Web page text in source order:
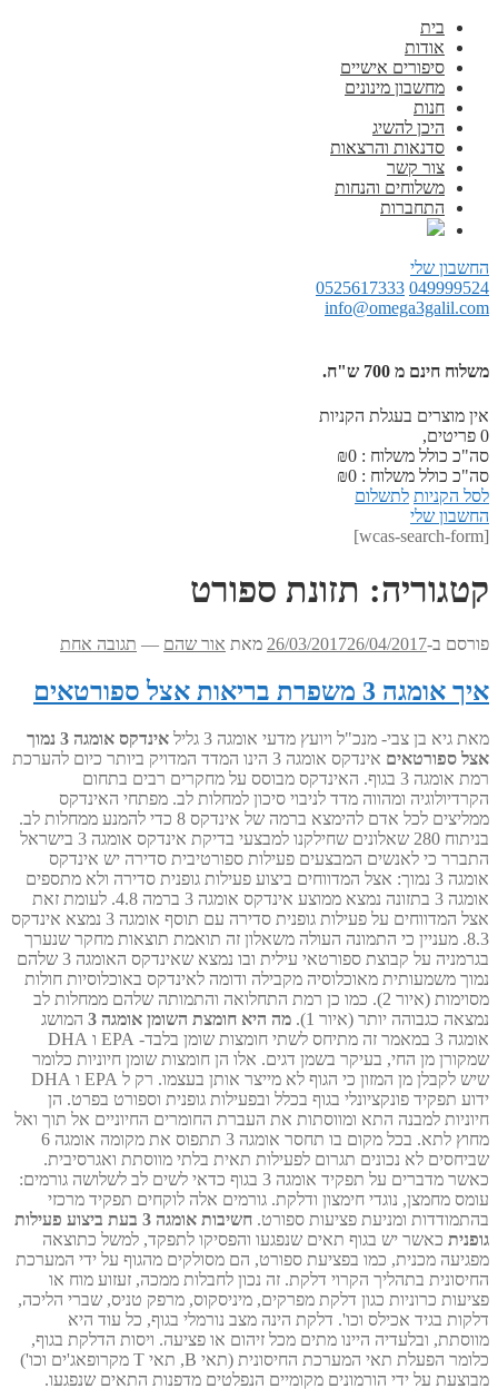
בית
אודות
סיפורים אישיים
מחשבון מינונים
חנות
היכן להשיג
סדנאות והרצאות
צור קשר
משלוחים והנחות
התחברות
החשבון שלי
049999524
0525617333
info@omega3galil.com
משלוח חינם מ 700 ש"ח.
אין מוצרים בעגלת הקניות
0 פריטים,
סה"כ כולל משלוח :
₪0
סה"כ כולל משלוח :
₪0
לסל הקניות לתשלום
החשבון שלי
[wcas-search-form]
קטגוריה: תזונת ספורט
פורסם ב- 26/03/201726/04/2017 מאת אור שהם — תגובה אחת
איך אומגה 3 משפרת בריאות אצל ספורטאים
מאת גיא בן צבי- מנכ"ל ויועץ מדעי אומגה 3 גליל
אינדקס אומגה 3 נמוך
אצל ספורטאים
אינדקס אומגה 3 הינו המדד המדויק ביותר כיום להערכת
רמת אומגה 3 בגוף. האינדקס מבוסס על מחקרים רבים בתחום
הקרדיולוגיה ומהווה מדד לניבוי סיכון למחלות לב. מפתחי האינדקס
ממליצים לכל אדם להימצא ברמה של אינדקס 8 כדי להמנע ממחלות לב.
בניתוח 280 שאלונים שחילקנו למבצעי בדיקת אינדקס אומגה 3 בישראל
התברר כי לאנשים המבצעים פעילות ספורטיבית סדירה יש אינדקס
אומגה 3 נמוך: אצל המדווחים ביצוע פעילות גופנית סדירה ולא מתספים
אומגה 3 בתזונה נמצא ממוצע אינדקס אומגה 3 ברמה 4.8. לעומת זאת
אצל המדווחים על פעילות גופנית סדירה עם תוסף אומגה 3 נמצא אינדקס
8.3. מעניין כי התמונה העולה משאלון זה תואמת תוצאות מחקר שנערך
בגרמניה על קבוצת ספורטאי עילית ובו נמצא שאינדקס האומגה 3 שלהם
נמוך משמעותית מאוכלוסיה מקבילה ודומה לאינדקס באוכלוסיות חולות
מסוימות (איור 2). כמו כן רמת התחלואה והתמותה שלהם ממחלות לב
נמצאה כגבוהה יותר (איור 1).
מה היא חומצת השומן אומגה 3
המושג
אומגה 3 במאמר זה מתיחס לשתי חומצות שומן בלבד- EPA ו DHA
שמקורן מן החי, בעיקר בשמן דגים. אלו הן חומצות שומן חיוניות כלומר
שיש לקבלן מן המזון כי הגוף לא מייצר אותן בעצמו. רק ל EPA ו DHA
ידוע תפקיד פונקציונלי בגוף בכלל ובפעילות גופנית וספורט בפרט. הן
חיוניות למבנה התא ומווסתות את העברת החומרים החיוניים אל תוך ואל
מחוץ לתא. בכל מקום בו תחסר אומגה 3 תתפוס את מקומה אומגה 6
שביחסים לא נכונים תגרום לפעילות תאית בלתי מווסתת ואגרסיבית.
כאשר מדברים על תפקיד אומגה 3 בגוף כדאי לשים לב לשלושה גורמים:
עומס מחמצן, נוגדי חימצון ודלקת. גורמים אלה לוקחים תפקיד מרכזי
בהתמודדות ומניעת פציעות ספורט.
חשיבות אומגה 3 בעת ביצוע פעילות
גופנית כאשר יש בגוף תאים שנפגעו והפסיקו לתפקד, למשל כתוצאה
מפגיעה מכנית, כמו בפציעת ספורט, הם מסולקים מהגוף על ידי המערכת
החיסונית בתהליך הקרוי דלקת. זה נכון לחבלות ממכה, זעזוע מוח או
פציעות כרוניות כגון דלקת מפרקים, מיניסקוס, מרפק טניס, שברי הליכה,
דלקות בגיד אכילס וכו'. דלקת הינה מצב נורמלי בגוף, כל עוד היא
מווסתת, ובלעדיה היינו מתים מכל זיהום או פציעה. ויסות הדלקת בגוף,
כלומר הפעלת תאי המערכת החיסונית (תאי B, תאי T מקרופאג'ים וכו')
מבוצעת על ידי הורמונים מקומיים הנפלטים מדפנות התאים שנפגעו.